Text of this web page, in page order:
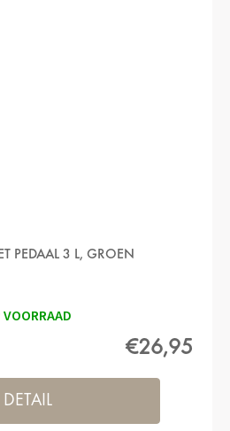
PEDAAL 3 L, GROEN
VOORRAAD
€26,95
DETAIL